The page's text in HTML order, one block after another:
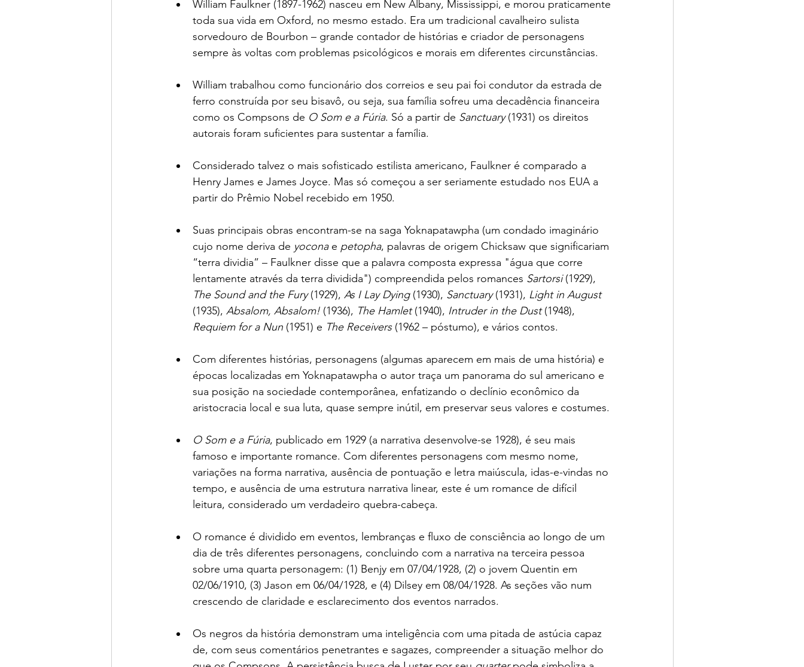
William Faulkner (1897-1962) nasceu em New Albany, Mississippi, e morou praticamente
toda sua vida em Oxford, no mesmo estado. Era um tradicional cavalheiro sulista
sorvedouro de Bourbon – grande contador de histórias e criador de personagens
sempre às voltas com problemas psicológicos e morais em diferentes circunstâncias.
William trabalhou como funcionário dos correios e seu pai foi condutor da estrada de
ferro construída por seu bisavô, ou seja, sua família sofreu uma decadência financeira
como os Compsons de O Som e a Fúria. Só a partir de Sanctuary (1931) os direitos
autorais foram suficientes para sustentar a família.
Considerado talvez o mais sofisticado estilista americano, Faulkner é comparado a
Henry James e James Joyce. Mas só começou a ser seriamente estudado nos EUA a
partir do Prêmio Nobel recebido em 1950.
Suas principais obras encontram-se na saga Yoknapatawpha (um condado imaginário
cujo nome deriva de yocona e petopha, palavras de origem Chicksaw que significariam
“terra dividia” – Faulkner disse que a palavra composta expressa "água que corre
lentamente através da terra dividida") compreendida pelos romances Sartorsi (1929),
The Sound and the Fury (1929), As I Lay Dying (1930), Sanctuary (1931), Light in August
(1935), Absalom, Absalom! (1936), The Hamlet (1940), Intruder in the Dust (1948),
Requiem for a Nun (1951) e The Receivers (1962 – póstumo), e vários contos.
Com diferentes histórias, personagens (algumas aparecem em mais de uma história) e
épocas localizadas em Yoknapatawpha o autor traça um panorama do sul americano e
sua posição na sociedade contemporânea, enfatizando o declínio econômico da
aristocracia local e sua luta, quase sempre inútil, em preservar seus valores e costumes.
O Som e a Fúria, publicado em 1929 (a narrativa desenvolve-se 1928), é seu mais
famoso e importante romance. Com diferentes personagens com mesmo nome,
variações na forma narrativa, ausência de pontuação e letra maiúscula, idas-e-vindas no
tempo, e ausência de uma estrutura narrativa linear, este é um romance de difícil
leitura, considerado um verdadeiro quebra-cabeça.
O romance é dividido em eventos, lembranças e fluxo de consciência ao longo de um
dia de três diferentes personagens, concluindo com a narrativa na terceira pessoa
sobre uma quarta personagem: (1) Benjy em 07/04/1928, (2) o jovem Quentin em
02/06/1910, (3) Jason em 06/04/1928, e (4) Dilsey em 08/04/1928. As seções vão num
crescendo de claridade e esclarecimento dos eventos narrados.
Os negros da história demonstram uma inteligência com uma pitada de astúcia capaz
de, com seus comentários penetrantes e sagazes, compreender a situação melhor do